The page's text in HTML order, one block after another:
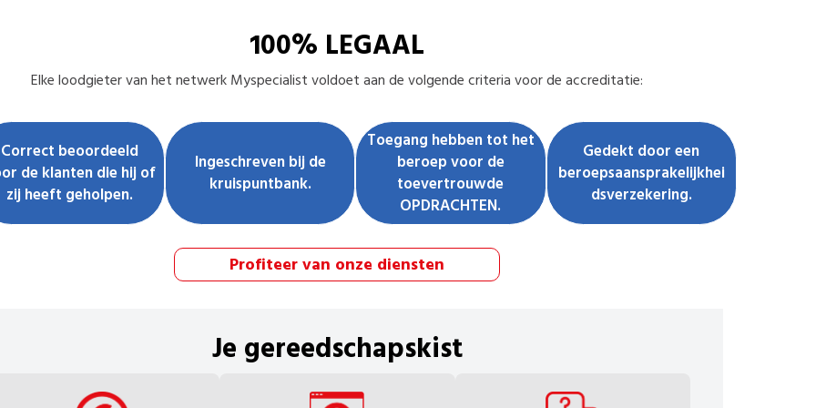
100% LEGAAL
Elkeloodgietervan het netwerk Myspecialist voldoet aan de volgende criteria voor de accreditatie:
Correct beoordeeld
de klanten die hij of
zij heeft geholpen.
Ingeschreven bij de
kruispuntbank.
Toegang hebben tot het
beroep voor de
toevertrouwde
OPDRACHTEN.
Gedekt door een
beroepsaansprakelijkhei
dsverzekering.
Profiteer van onze diensten
Je gereedschapskist